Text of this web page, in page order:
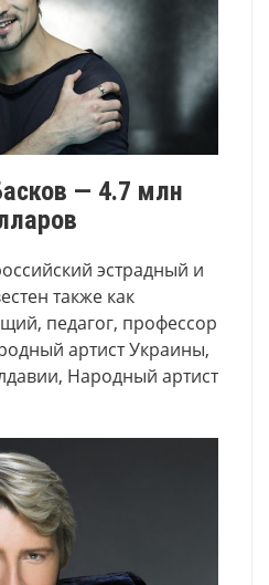
— 4.7 млн
эстрадный и
также как
педагог, профессор
артист Украины,
Народный артист